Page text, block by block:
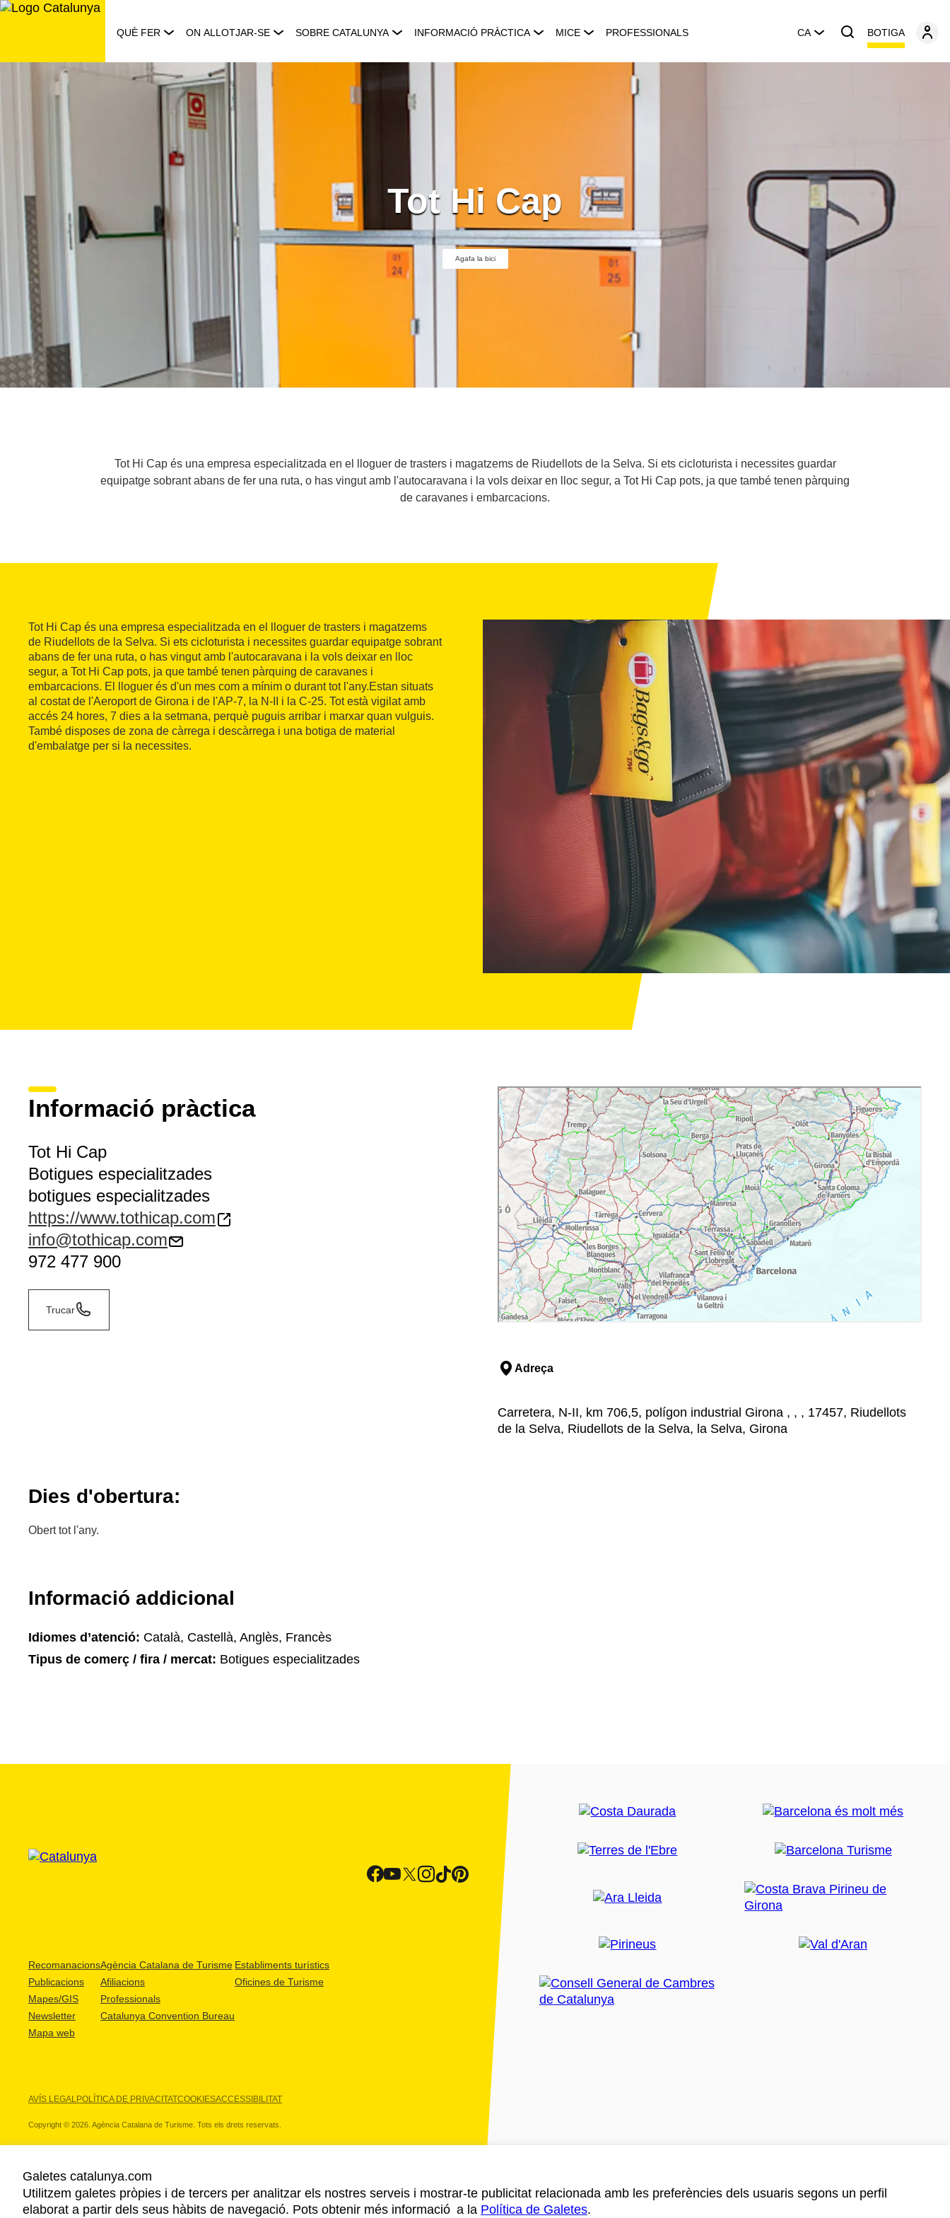
Saltar
QUÈ FER ON ALLOTJAR-SE SOBRE CATALUNYA INFORMACIÓ PRÀCTICA MICE PROFESSIONALS CA BOTIGA
Tot Hi Cap
Agafa la bici
Tot Hi Cap és una empresa especialitzada en el lloguer de trasters i magatzems de Riudellots de la Selva. Si ets cicloturista i necessites guardar
equipatge sobrant abans de fer una ruta, o has vingut amb l'autocaravana i la vols deixar en lloc segur, a Tot Hi Cap pots, ja que també tenen pàrquing
de caravanes i embarcacions.
Tot Hi Cap és una empresa especialitzada en el lloguer de trasters i magatzems
de Riudellots de la Selva. Si ets cicloturista i necessites guardar equipatge sobrant
abans de fer una ruta, o has vingut amb l'autocaravana i la vols deixar en lloc
segur, a Tot Hi Cap pots, ja que també tenen pàrquing de caravanes i
embarcacions. El lloguer és d'un mes com a mínim o durant tot l'any.Estan situats
al costat de l'Aeroport de Girona i de l'AP-7, la N-II i la C-25. Tot està vigilat amb
accés 24 hores, 7 dies a la setmana, perquè puguis arribar i marxar quan vulguis.
També disposes de zona de càrrega i descàrrega i una botiga de material
d'embalatge per si la necessites.
Informació pràctica
Tot Hi Cap
Botigues especialitzades
botigues especialitzades
https://www.tothicap.com
info@tothicap.com
972 477 900
Trucar
Adreça
Carretera, N-II, km 706,5, polígon industrial Girona , , , 17457, Riudellots
de la Selva, Riudellots de la Selva, la Selva, Girona
Dies d'obertura:
Obert tot l'any.
Informació addicional
Idiomes d’atenció: Català, Castellà, Anglès, Francès
Tipus de comerç / fira / mercat: Botigues especialitzades
Recomanacions
Publicacions
Mapes/GIS
Newsletter
Mapa web
Agència Catalana de Turisme
Afiliacions
Professionals
Catalunya Convention Bureau
Establiments turístics
Oficines de Turisme
AVÍS LEGALPOLÍTICA DE PRIVACITATCOOKIESACCESSIBILITAT
Copyright © 2026. Agència Catalana de Turisme. Tots els drets reservats.
ELS NOSTRES PARTNERS
Galetes catalunya.com
Utilitzem galetes pròpies i de tercers per analitzar els nostres serveis i mostrar-te publicitat relacionada amb les preferències dels usuaris segons un perfil
elaborat a partir dels seus hàbits de navegació. Pots obtenir més informació a la Política de Galetes.